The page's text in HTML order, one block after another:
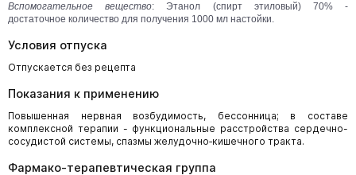
Вспомогательное вещество: Этанол (спирт этиловый) 70% -
достаточное количество для получения 1000 мл настойки.
Условия отпуска
Отпускается без рецепта
Показания к применению
Повышенная нервная возбудимость, бессонница; в составе
комплексной терапии - функциональные расстройства сердечно-
сосудистой системы, спазмы желудочно‑кишечного тракта.
Фармако-терапевтическая группа